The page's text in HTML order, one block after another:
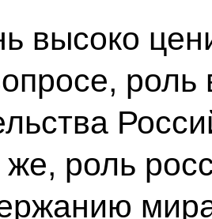
высоко
роль
же, роль